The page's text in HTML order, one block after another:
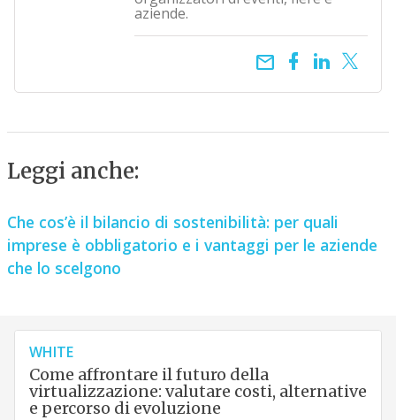
aziende.
email
Leggi anche:
Che cos’è il bilancio di sostenibilità: per quali
imprese è obbligatorio e i vantaggi per le aziende
che lo scelgono
WHITE
Come affrontare il futuro della
virtualizzazione: valutare costi, alternative
e percorso di evoluzione